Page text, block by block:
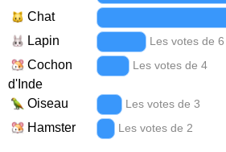
Chat
Lapin Les votes de 6
Cochon
d'Inde
Les votes de 4
Oiseau Les votes de 3
Hamster Les votes de 2